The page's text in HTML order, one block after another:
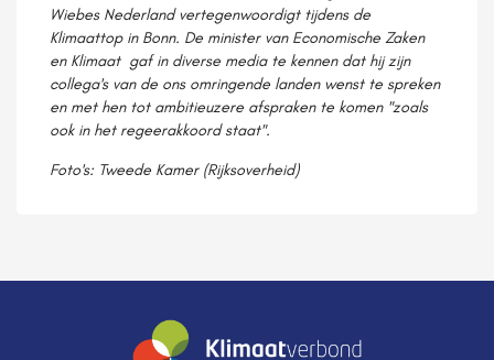
Wiebes Nederland vertegenwoordigt tijdens de
Klimaattop in Bonn. De minister van Economische Zaken
en Klimaat gaf in diverse media te kennen dat hij zijn
collega's van de ons omringende landen wenst te spreken
en met hen tot ambitieuzere afspraken te komen "zoals
ook in het regeerakkoord staat".
Foto's: Tweede Kamer (Rijksoverheid)